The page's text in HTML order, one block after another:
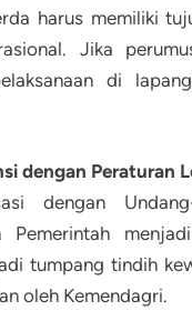
harus memiliki
Jika
di
dengan Peraturan
dengan
Pemerintah
tumpang tindih
oleh Kemendagri.